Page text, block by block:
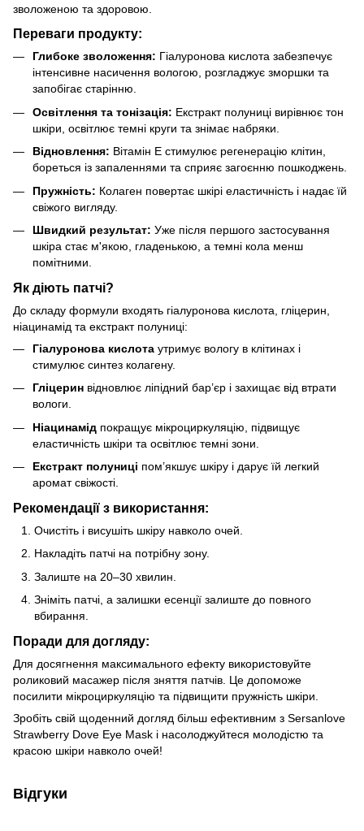
зволоженою та здоровою.
Переваги продукту:
Глибоке зволоження: Гіалуронова кислота забезпечує
інтенсивне насичення вологою, розгладжує зморшки та
запобігає старінню.
Освітлення та тонізація: Екстракт полуниці вирівнює тон
шкіри, освітлює темні круги та знімає набряки.
Відновлення: Вітамін Е стимулює регенерацію клітин,
бореться із запаленнями та сприяє загоєнню пошкоджень.
Пружність: Колаген повертає шкірі еластичність і надає їй
свіжого вигляду.
Швидкий результат: Уже після першого застосування
шкіра стає м'якою, гладенькою, а темні кола менш
помітними.
Як діють патчі?
До складу формули входять гіалуронова кислота, гліцерин,
ніацинамід та екстракт полуниці:
Гіалуронова кислота утримує вологу в клітинах і
стимулює синтез колагену.
Гліцерин відновлює ліпідний бар’єр і захищає від втрати
вологи.
Ніацинамід покращує мікроциркуляцію, підвищує
еластичність шкіри та освітлює темні зони.
Екстракт полуниці пом’якшує шкіру і дарує їй легкий
аромат свіжості.
Рекомендації з використання:
Очистіть і висушіть шкіру навколо очей.
Накладіть патчі на потрібну зону.
Залиште на 20–30 хвилин.
Зніміть патчі, а залишки есенції залиште до повного
вбирання.
Поради для догляду:
Для досягнення максимального ефекту використовуйте
роликовий масажер після зняття патчів. Це допоможе
посилити мікроциркуляцію та підвищити пружність шкіри.
Зробіть свій щоденний догляд більш ефективним з Sersanlove
Strawberry Dove Eye Mask і насолоджуйтеся молодістю та
красою шкіри навколо очей!
Відгуки